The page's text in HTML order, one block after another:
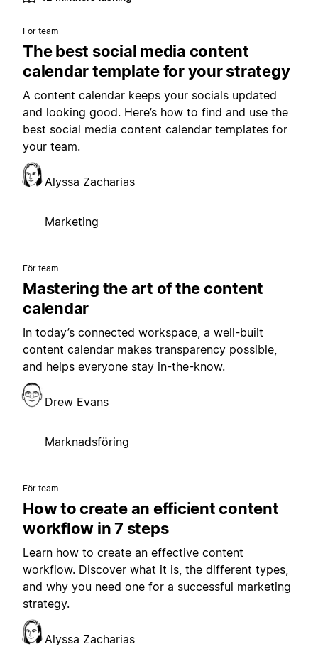
För team
The best social media content
calendar template for your strategy
A content calendar keeps your socials updated
and looking good. Here’s how to find and use the
best social media content calendar templates for
your team.
Alyssa Zacharias
Marketing
För team
Mastering the art of the content
calendar
In today’s connected workspace, a well-built
content calendar makes transparency possible,
and helps everyone stay in-the-know.
Drew Evans
Marknadsföring
För team
How to create an efficient content
workflow in 7 steps
Learn how to create an effective content
workflow. Discover what it is, the different types,
and why you need one for a successful marketing
strategy.
Alyssa Zacharias